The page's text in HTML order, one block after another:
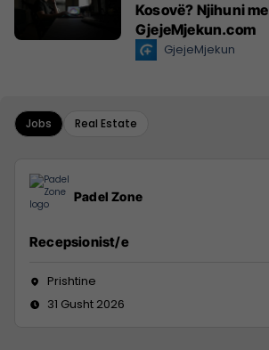
Kosovë? Njihuni me
GjejeMjekun.com
GjejeMjekun
Jobs Real Estate
Padel Zone
Recepsionist/e
Prishtine
31 Gusht 2026